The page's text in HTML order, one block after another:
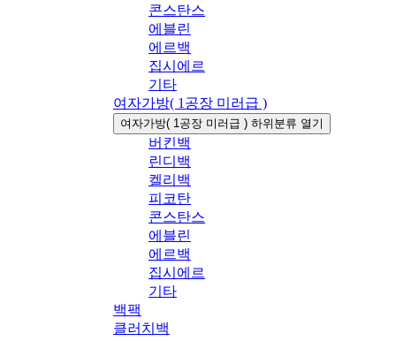
콘스탄스
에블린
에르백
집시에르
기타
여자가방( 1공장 미러급 )
여자가방( 1공장 미러급 ) 하위분류 열기
버킨백
린디백
켈리백
피코탄
콘스탄스
에블린
에르백
집시에르
기타
백팩
클러치백